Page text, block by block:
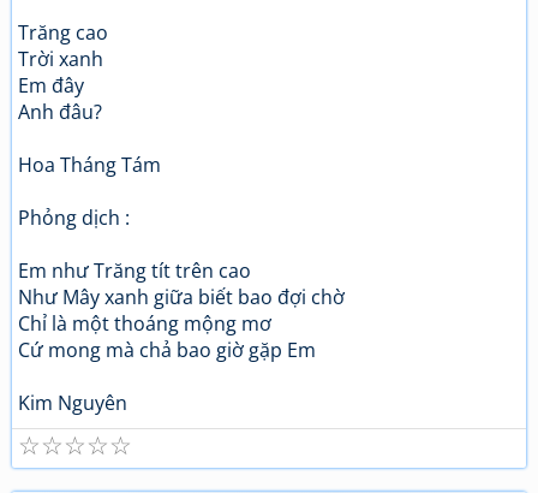
Trăng cao
Trời xanh
Em đây
Anh đâu?
Hoa Tháng Tám
Phỏng dịch :
Em như Trăng tít trên cao
Như Mây xanh giữa biết bao đợi chờ
Chỉ là một thoáng mộng mơ
Cứ mong mà chả bao giờ gặp Em
Kim Nguyên
☆
☆
☆
☆
☆